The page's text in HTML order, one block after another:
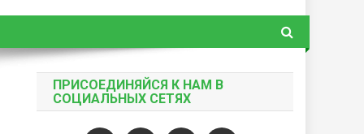
ПРИСОЕДИНЯЙСЯ К НАМ В
СОЦИАЛЬНЫХ СЕТЯХ